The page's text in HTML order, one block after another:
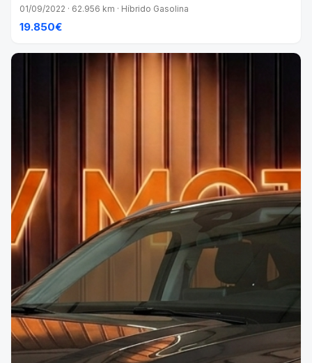
01/09/2022 · 62.956 km · Híbrido Gasolina
19.850€